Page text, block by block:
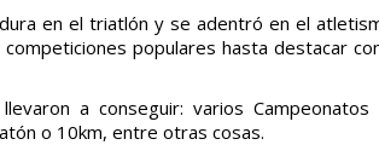
en el triatlón y se adentró en el
populares hasta destacar
a conseguir: varios Campeonatos
o 10km, entre otras cosas.